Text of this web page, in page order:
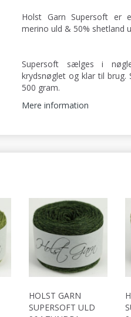
Holst Garn Supersoft er
merino uld & 50% shetland
Supersoft sælges i
krydsnøglet og klar til brug.
500 gram.
Mere information
HOLST GARN
SUPERSOFT ULD